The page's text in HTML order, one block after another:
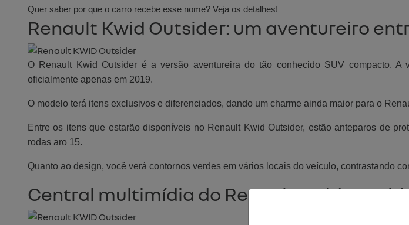
Quer saber por que o carro recebe esse nome? Veja os detalhes!
Renault Kwid Outsider: um aventureiro
O Renault Kwid Outsider é a versão aventureira do tão conhecido SUV compacto.
oficialmente apenas em 2019.
O modelo terá itens exclusivos e diferenciados, dando um charme ainda maior para o
Entre os itens que estarão disponíveis no Renault Kwid Outsider, estão anteparos de
rodas aro 15.
Quanto ao design, você verá contornos verdes em vários locais do veículo, contrastando
Central multimídia do Renault Kwid